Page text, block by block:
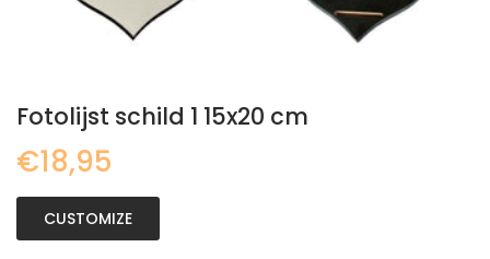
Fotolijst schild 1 15x20 cm
€18,95
CUSTOMIZE